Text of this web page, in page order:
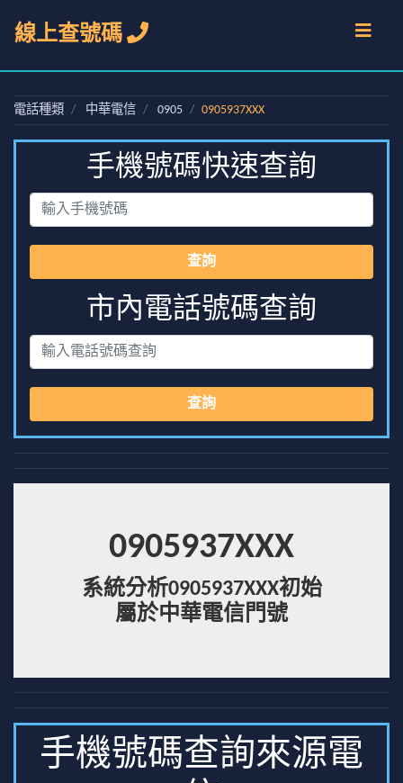
線上查號碼
電話種類 中華電信 0905 0905937XXX
手機號碼快速查詢
查詢
市內電話號碼查詢
查詢
0905937XXX
系統分析0905937XXX初始
屬於中華電信門號
手機號碼查詢來源電